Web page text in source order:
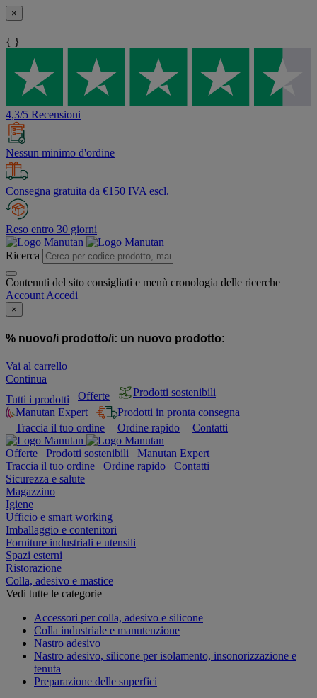
×
{ }
4,3/5 Recensioni
Nessun minimo d'ordine
Consegna gratuita da €150 IVA escl.
Reso entro 30 giorni
Ricerca
Contenuti del sito consigliati e menù cronologia delle ricerche
Account Accedi
×
% nuovo/i prodotto/i: un nuovo prodotto:
Vai al carrello
Continua
Tutti i prodotti
Offerte
Prodotti sostenibili
Manutan Expert
Prodotti in pronta consegna
Traccia il tuo ordine
Ordine rapido Contatti
Offerte Prodotti sostenibili
Manutan Expert
Traccia il tuo ordine
Ordine rapido
Contatti
Sicurezza e salute
Magazzino
Igiene
Ufficio e smart working
Imballaggio e contenitori
Forniture industriali e utensili
Spazi esterni
Ristorazione
Colla, adesivo e mastice
Vedi tutte le categorie
Accessori per colla, adesivo e silicone
Colla industriale e manutenzione
Nastro adesivo
Nastro adesivo, silicone per isolamento, insonorizzazione e
tenuta
Preparazione delle superfici